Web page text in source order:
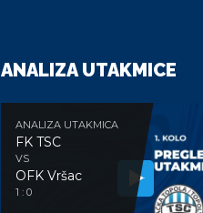
ANALIZA UTAKMICE
ANALIZA UTAKMICA
FK TSC
VS
OFK Vršac
1 : 0